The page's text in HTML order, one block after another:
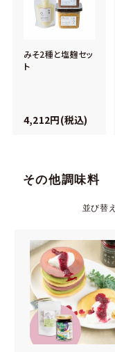
みそ2種と塩麹セッ
ト
4,212円(税込)
その他調味料
並び替え